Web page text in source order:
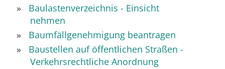
Baulastenverzeichnis - Einsicht
nehmen
Baumfällgenehmigung beantragen
Baustellen auf öffentlichen Straßen -
Verkehrsrechtliche Anordnung